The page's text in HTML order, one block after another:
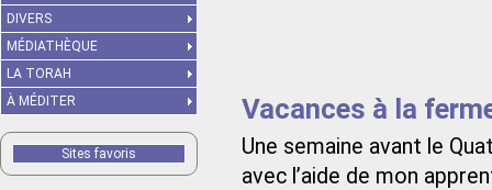
Vacances à la
Une semaine avant le
avec l’aide de mon
DIVERS
MÉDIATHÈQUE
LA TORAH
À MÉDITER
Sites favoris